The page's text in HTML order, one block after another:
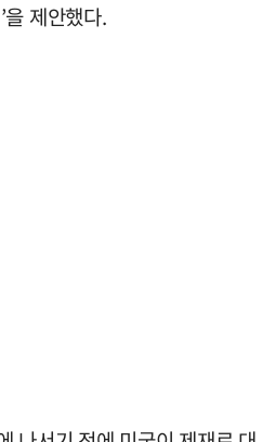
을 제안했다.